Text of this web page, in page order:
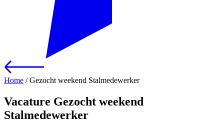
Home /Gezocht weekend Stalmedewerker
Vacature Gezocht weekend
Stalmedewerker